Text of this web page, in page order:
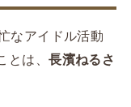
なアイドル活動
とは、長濱ねるさ